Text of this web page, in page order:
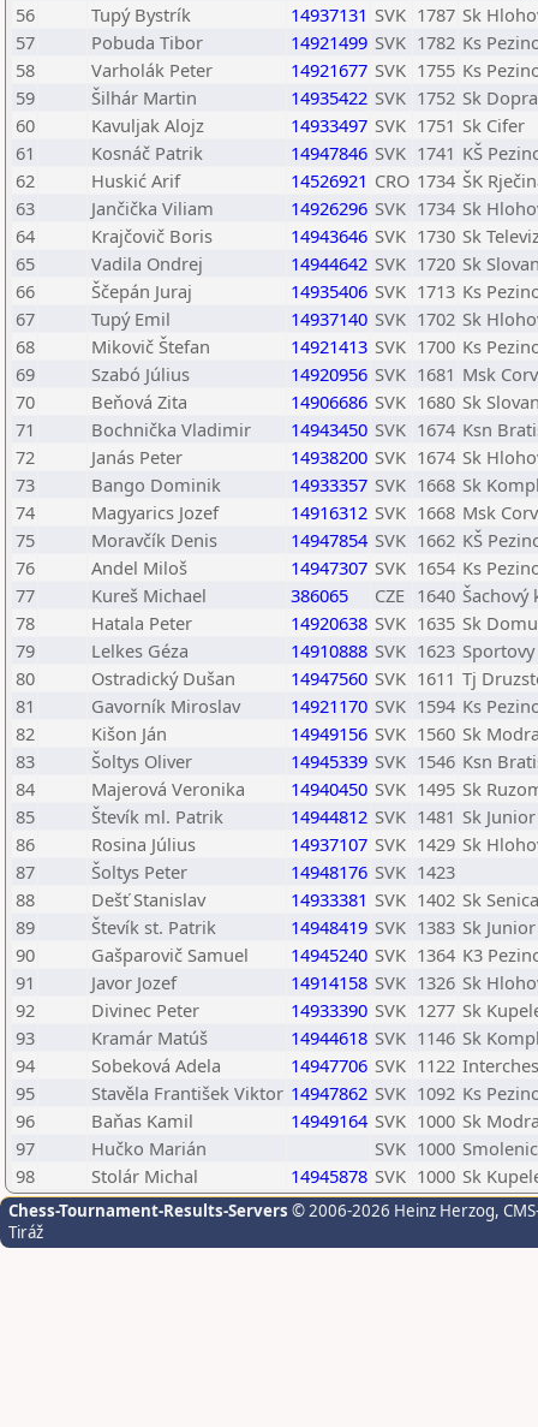
56
Tupý Bystrík 14937131 SVK 1787 Sk
57
Pobuda Tibor 14921499 SVK 1782 Ks
58
Varholák Peter 14921677 SVK 1755 Ks
59
Šilhár Martin 14935422 SVK 1752 Sk
60
Kavuljak Alojz 14933497 SVK 1751 Sk Cifer
61
Kosnáč Patrik 14947846 SVK 1741 KŠ
62
Huskić Arif 14526921 CRO 1734 ŠK
63
Jančička Viliam 14926296 SVK 1734 Sk
64
Krajčovič Boris 14943646 SVK 1730 Sk
65
Vadila Ondrej 14944642 SVK 1720 Sk
66
Ščepán Juraj 14935406 SVK 1713 Ks
67
Tupý Emil 14937140 SVK 1702 Sk
68
Mikovič Štefan 14921413 SVK 1700 Ks
69
Szabó Július 14920956 SVK 1681 Msk
70
Beňová Zita 14906686 SVK 1680 Sk
71
Bochnička Vladimir 14943450 SVK 1674 Ksn
72
Janás Peter 14938200 SVK 1674 Sk
73
Bango Dominik 14933357 SVK 1668 Sk
74
Magyarics Jozef 14916312 SVK 1668 Msk
75
Moravčík Denis 14947854 SVK 1662 KŠ
76
Andel Miloš 14947307 SVK 1654 Ks
77
Kureš Michael 386065 CZE 1640
78
Hatala Peter 14920638 SVK 1635 Sk
79
Lelkes Géza 14910888 SVK 1623
80
Ostradický Dušan 14947560 SVK 1611 Tj
81
Gavorník Miroslav 14921170 SVK 1594 Ks
82
Kišon Ján 14949156 SVK 1560 Sk
83
Šoltys Oliver 14945339 SVK 1546 Ksn
84
Majerová Veronika 14940450 SVK 1495 Sk
85
Števík ml. Patrik 14944812 SVK 1481 Sk
86
Rosina Július 14937107 SVK 1429 Sk
87
Šoltys Peter 14948176 SVK 1423
88
Dešť Stanislav 14933381 SVK 1402 Sk Senica
89
Števík st. Patrik 14948419 SVK 1383 Sk
90
Gašparovič Samuel 14945240 SVK 1364 K3
91
Javor Jozef 14914158 SVK 1326 Sk
92
Divinec Peter 14933390 SVK 1277 Sk
93
Kramár Matúš 14944618 SVK 1146 Sk
94
Sobeková Adela 14947706 SVK 1122
95
Stavěla František Viktor 14947862 SVK 1092 Ks
96
Baňas Kamil 14949164 SVK 1000 Sk
97
Hučko Marián SVK 1000
98
Stolár Michal 14945878 SVK 1000 Sk
Chess-Tournament-Results-Servers © 2006-2026 Heinz Herzog,
Tiráž